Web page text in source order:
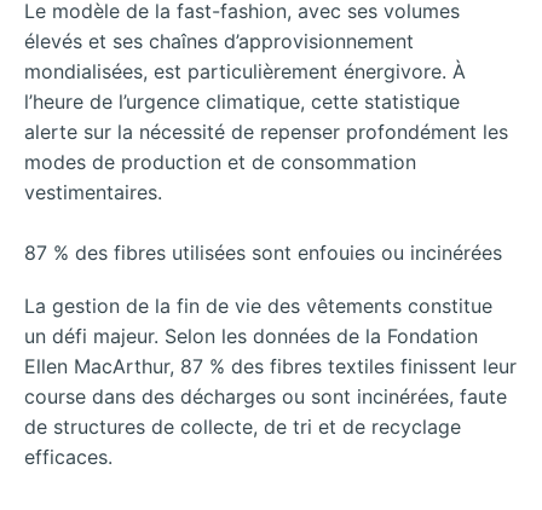
Le modèle de la fast-fashion, avec ses volumes
élevés et ses chaînes d’approvisionnement
mondialisées, est particulièrement énergivore. À
l’heure de l’urgence climatique, cette statistique
alerte sur la nécessité de repenser profondément les
modes de production et de consommation
vestimentaires.
87 % des fibres utilisées sont enfouies ou incinérées
La gestion de la fin de vie des vêtements constitue
un défi majeur. Selon les données de la Fondation
Ellen MacArthur, 87 % des fibres textiles finissent leur
course dans des décharges ou sont incinérées, faute
de structures de collecte, de tri et de recyclage
efficaces.